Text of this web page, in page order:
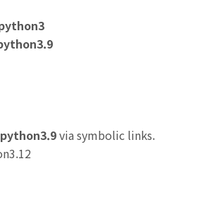
python3.9via symbolic links.